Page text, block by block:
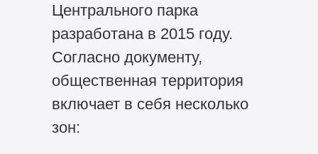
Центрального парка
разработана в 2015 году.
Согласно документу,
общественная территория
включает в себя несколько
зон: